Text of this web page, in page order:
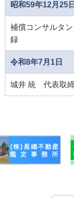
昭和59年12月25日
補償コンサルタ
録
令和8年7月1日
城井 統 代表取